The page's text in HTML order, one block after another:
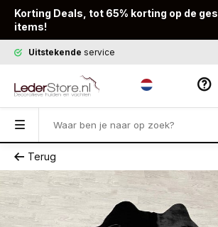
Korting Deals, tot 65% korting op de
items!
Uitstekende service
Terug